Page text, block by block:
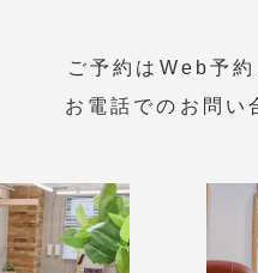
ご予約はWeb予
お電話でのお問い